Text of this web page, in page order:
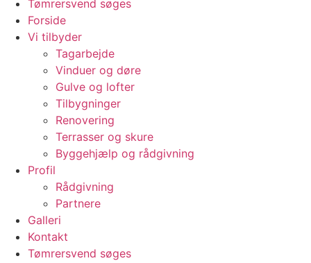
Tømrersvend søges
Forside
Vi tilbyder
Tagarbejde
Vinduer og døre
Gulve og lofter
Tilbygninger
Renovering
Terrasser og skure
Byggehjælp og rådgivning
Profil
Rådgivning
Partnere
Galleri
Kontakt
Tømrersvend søges